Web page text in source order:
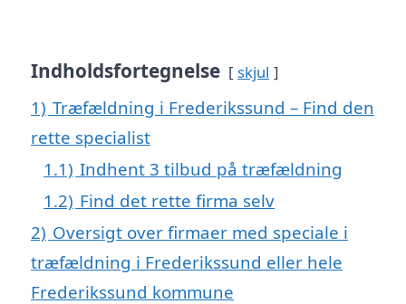
Indholdsfortegnelse skjul
1) Træfældning i Frederikssund – Find den
rette specialist
1.1) Indhent 3 tilbud på træfældning
1.2) Find det rette firma selv
2) Oversigt over firmaer med speciale i
træfældning i Frederikssund eller hele
Frederikssund kommune